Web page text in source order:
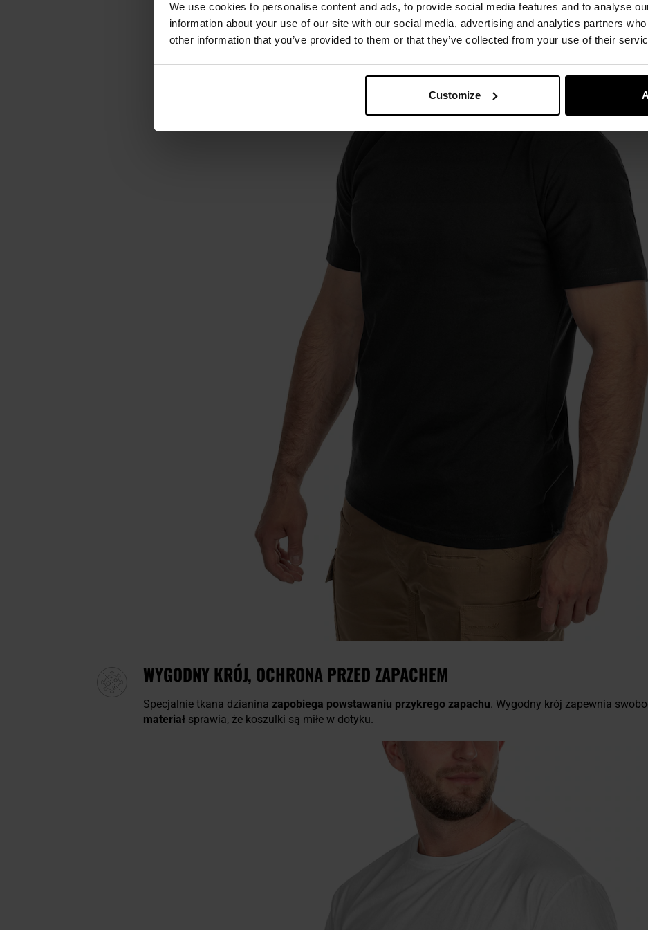
We use cookies to personalise content and ads, to provide social media features and to analyse
information about your use of our site with our social media, advertising and analytics partners
other information that you’ve provided to them or that they’ve collected from your use of their
Customize
WYGODNY KRÓJ, OCHRONA PRZED ZAPACHEM
Specjalnie tkana dzianina zapobiega powstawaniu przykrego zapachu. Wygodny krój zapewnia
materiał sprawia, że koszulki są miłe w dotyku.